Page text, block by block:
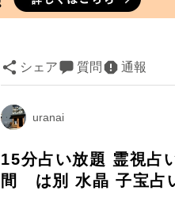
シェア 質問 通報
uranai
15分占い放題 霊視占
間 は別 水晶 子宝占